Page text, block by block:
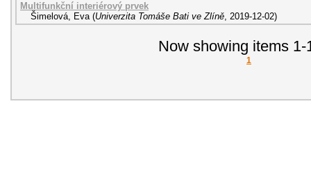
Multifunkční interiérový prvek
Šimelová, Eva (Univerzita Tomáše Bati ve Zlíně, 2019-12-02)
Now showing items 1-
1